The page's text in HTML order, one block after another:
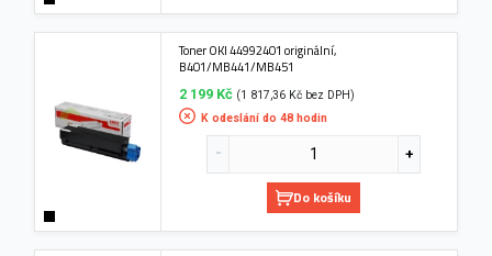
Toner OKI 44992401 originální,
B401/MB441/MB451
2 199 Kč (1 817,36 Kč bez DPH)
K odeslání do 48 hodin
Do košíku